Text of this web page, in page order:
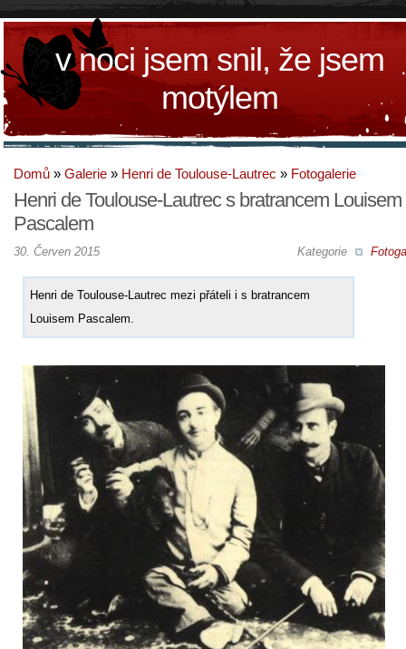
v noci jsem snil, že jsem
motýlem
Domů » Galerie » Henri de Toulouse-Lautrec » Fotogalerie
Henri de Toulouse-Lautrec s bratrancem Louisem
Pascalem
Kategorie
30. Červen 2015
Henri de Toulouse-Lautrec mezi přáteli i s bratrancem
Louisem Pascalem.